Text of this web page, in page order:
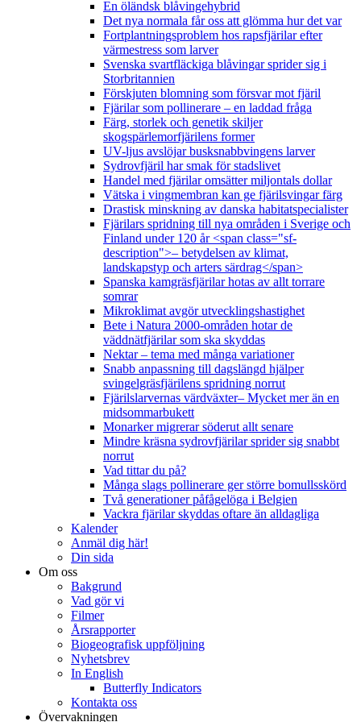
En öländsk blåvingehybrid
Det nya normala får oss att glömma hur det var
Fortplantningsproblem hos rapsfjärilar efter
värmestress som larver
Svenska svartfläckiga blåvingar sprider sig i
Storbritannien
Förskjuten blomning som försvar mot fjäril
Fjärilar som pollinerare – en laddad fråga
Färg, storlek och genetik skiljer
skogspärlemorfjärilens former
UV-ljus avslöjar busksnabbvingens larver
Sydrovfjäril har smak för stadslivet
Handel med fjärilar omsätter miljontals dollar
Vätska i vingmembran kan ge fjärilsvingar färg
Drastisk minskning av danska habitatspecialister
Fjärilars spridning till nya områden i Sverige och
Finland under 120 år <span class="sf-
description">– betydelsen av klimat,
landskapstyp och arters särdrag</span>
Spanska kamgräsfjärilar hotas av allt torrare
somrar
Mikroklimat avgör utvecklingshastighet
Bete i Natura 2000-områden hotar de
väddnätfjärilar som ska skyddas
Nektar – tema med många variationer
Snabb anpassning till dagslängd hjälper
svingelgräsfjärilens spridning norrut
Fjärilslarvernas värdväxter– Mycket mer än en
midsommarbukett
Monarker migrerar söderut allt senare
Mindre kräsna sydrovfjärilar sprider sig snabbt
norrut
Vad tittar du på?
Många slags pollinerare ger större bomullsskörd
Två generationer påfågelöga i Belgien
Vackra fjärilar skyddas oftare än alldagliga
Kalender
Anmäl dig här!
Din sida
Om oss
Bakgrund
Vad gör vi
Filmer
Årsrapporter
Biogeografisk uppföljning
Nyhetsbrev
In English
Butterfly Indicators
Kontakta oss
Övervakningen